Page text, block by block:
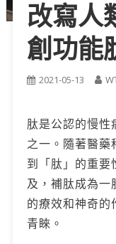
改寫人
創功能
2021-05-13
肽是公認的慢性
之一。隨著醫藥
到「肽」的重要
及，補肽成為一
的療效和神奇的
青睞。